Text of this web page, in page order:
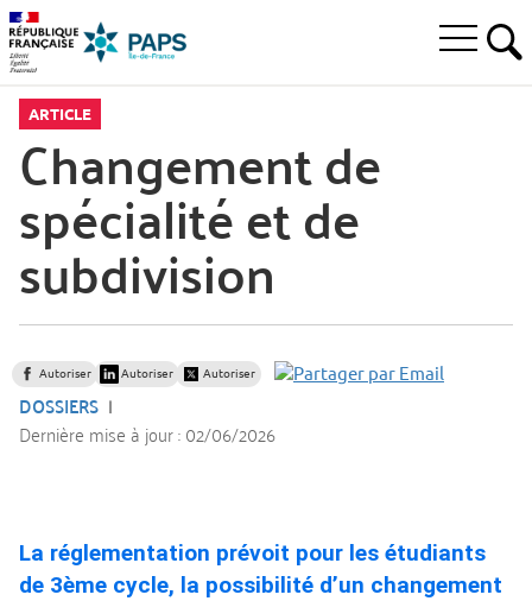
Aller
la
Aller
au
menu
Aller
au
contenu
Ouvrir
ARTICLE
Changement de
spécialité et de
subdivision
Autoriser Autoriser Autoriser
DOSSIERS
Dernière mise à jour :02/06/2026
La réglementation prévoit pour les étudiants
de 3ème cycle, la possibilité d’un changement